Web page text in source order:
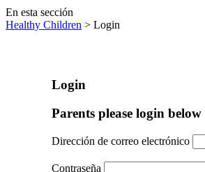
En esta sección
Healthy Children > Login
Login
Parents please login below
Dirección de correo electrónico
Contraseña